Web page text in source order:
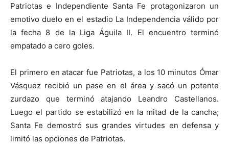
Patriotas e Independiente Santa Fe protagonizaron un
emotivo duelo en el estadio La Independencia válido por
la fecha 8 de la Liga Águila II. El encuentro terminó
empatado a cero goles.
El primero en atacar fue Patriotas, a los 10 minutos Ómar
Vásquez recibió un pase en el área y sacó un potente
zurdazo que terminó atajando Leandro Castellanos.
Luego el partido se estabilizó en la mitad de la cancha;
Santa Fe demostró sus grandes virtudes en defensa y
limitó las opciones de Patriotas.